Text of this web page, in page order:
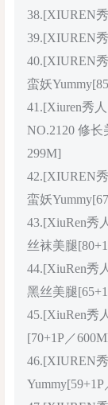
38.[XIUREN
39.[XIUREN
40.[XIUREN
蛮妖
41.[Xiuren秀
NO.2120 修长
299M]
42.[XIUREN
蛮妖
43.[XiuRen秀
丝袜美腿
44.[XiuRen秀
黑丝美腿
45.[XiuRen秀
[70+1P／
46.[XIUREN